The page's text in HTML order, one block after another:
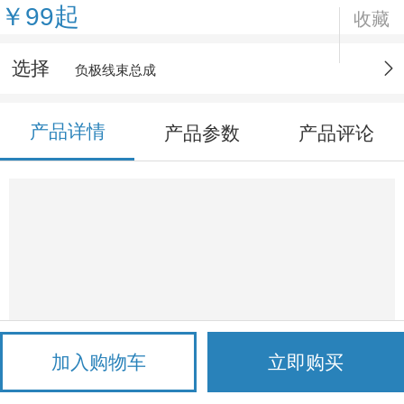
￥99起 收藏
选择 负极线束总成
产品详情 产品参数 产品评论
加入购物车 立即购买